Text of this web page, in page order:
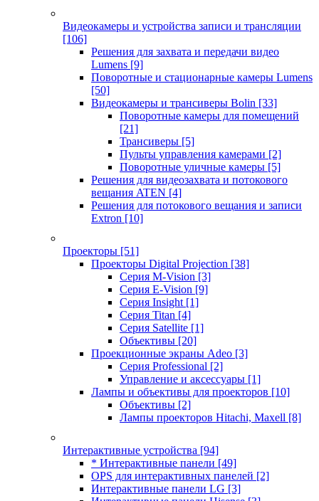
Видеокамеры и устройства записи и трансляции
[106]
Решения для захвата и передачи видео
Lumens [9]
Поворотные и стационарные камеры Lumens
[50]
Видеокамеры и трансиверы Bolin [33]
Поворотные камеры для помещений
[21]
Трансиверы [5]
Пульты управления камерами [2]
Поворотные уличные камеры [5]
Решения для видеозахвата и потокового
вещания ATEN [4]
Решения для потокового вещания и записи
Extron [10]
Проекторы [51]
Проекторы Digital Projection [38]
Серия M-Vision [3]
Серия E-Vision [9]
Серия Insight [1]
Серия Titan [4]
Серия Satellite [1]
Объективы [20]
Проекционные экраны Adeo [3]
Серия Professional [2]
Управление и аксессуары [1]
Лампы и объективы для проекторов [10]
Объективы [2]
Лампы проекторов Hitachi, Maxell [8]
Интерактивные устройства [94]
* Интерактивные панели [49]
OPS для интерактивных панелей [2]
Интерактивные панели LG [3]